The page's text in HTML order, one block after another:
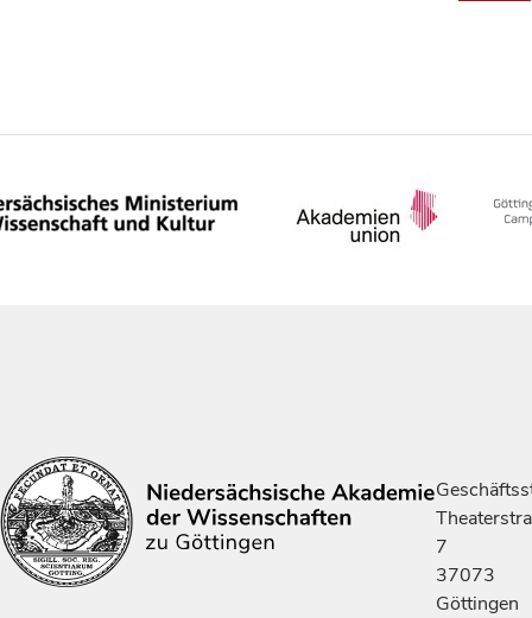
7
37073
Göttingen